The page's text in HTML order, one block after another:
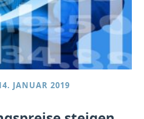
JANUAR 2019